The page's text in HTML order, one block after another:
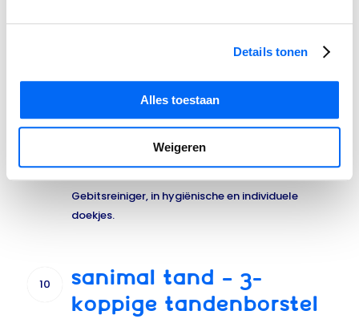
Details tonen
Alles toestaan
Weigeren
Helpt tandplak en mondbacteriën te
SANIMAL TAND –
TANDDOEKJES
Gebitsreiniger, in hygiënische en individuele
doekjes.
10
SANIMAL TAND – 3-
KOPPIGE TANDENBORSTEL